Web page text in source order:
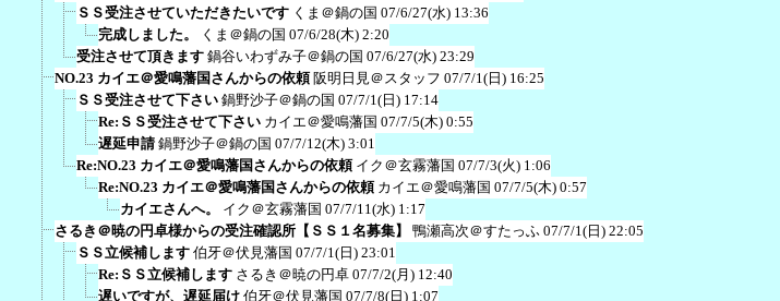
ＳＳ受注させていただきたいです くま＠鍋の国 07/6/27(水) 13:36
完成しました。
くま＠鍋の国 07/6/28(木) 2:20
受注させて頂きます 鍋谷いわずみ子＠鍋の国 07/6/27(水) 23:29
NO.23 カイエ＠愛鳴藩国さんからの依頼 阪明日見＠スタッフ 07/7/1(日) 16:25
ＳＳ受注させて下さい 鍋野沙子＠鍋の国 07/7/1(日) 17:14
Re:ＳＳ受注させて下さい カイエ＠愛鳴藩国 07/7/5(木) 0:55
遅延申請 鍋野沙子＠鍋の国 07/7/12(木) 3:01
Re:NO.23 カイエ＠愛鳴藩国さんからの依頼 イク＠玄霧藩国 07/7/3(火) 1:06
Re:NO.23 カイエ＠愛鳴藩国さんからの依頼 カイエ＠愛鳴藩国 07/7/5(木) 0:57
カイエさんへ。
イク＠玄霧藩国 07/7/11(水) 1:17
さるき＠暁の円卓様からの受注確認所【ＳＳ１名募集】
鴨瀬高次＠すたっふ 07/7/1(日) 22:05
ＳＳ立候補します 伯牙＠伏見藩国 07/7/1(日) 23:01
Re:ＳＳ立候補します さるき＠暁の円卓 07/7/2(月) 12:40
遅いですが、遅延届け 伯牙＠伏見藩国 07/7/8(日) 1:07